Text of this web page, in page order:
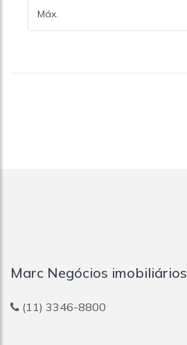
Máx.
Marc Negócios imobiliários
(11) 3346-8800